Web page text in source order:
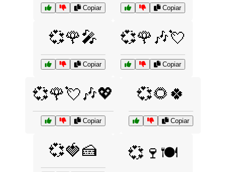
Copiar Copiar
💞🌹🎤
Copiar
💞🌹🎶💘
Copiar
💞🌹💘🎶💖
Copiar
💞🌻🍀
Copiar
💞🍓🍰 💞🍷🍽️